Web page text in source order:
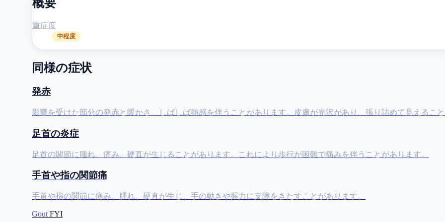
概要
重症度
中程度
同様の症状
発赤
影響を受けた部分の発赤と暖かさ、しばしば熱感を伴うことがあります。皮膚が光沢があり、張り詰めて見えること
足首の炎症
足首の関節に腫れ、痛み、硬直が生じることがあります。これにより歩行が困難で痛みを伴うことがあります。
手首や指の関節痛
手首や指の関節に痛み、腫れ、硬直が生じ、手の動きや握力に支障をきたすことがあります。
Gout FYI